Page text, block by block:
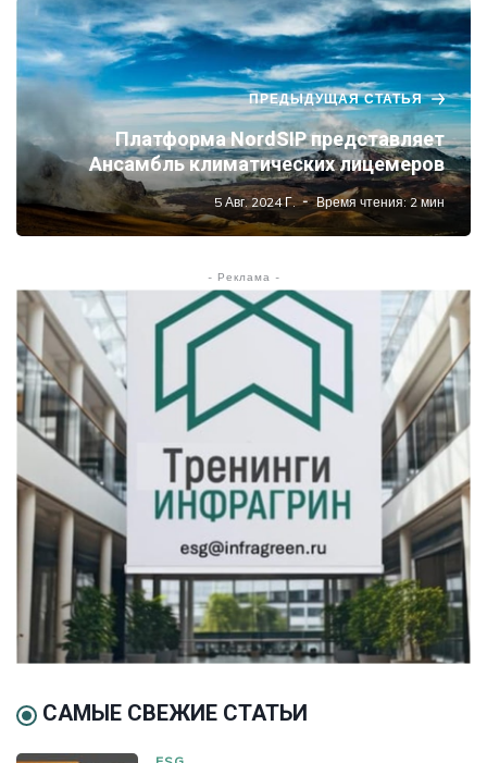
ПРЕДЫДУЩАЯ СТАТЬЯ
Платформа NordSIP представляет
Ансамбль климатических лицемеров
5 Авг. 2024 Г. Время чтения: 2 мин
- Реклама -
САМЫЕ СВЕЖИЕ СТАТЬИ